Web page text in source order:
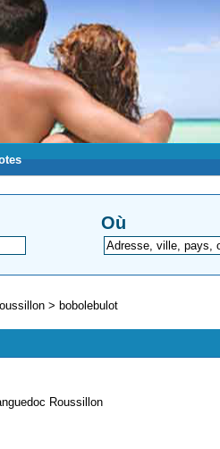
Où
> bobolebulot
Roussillon